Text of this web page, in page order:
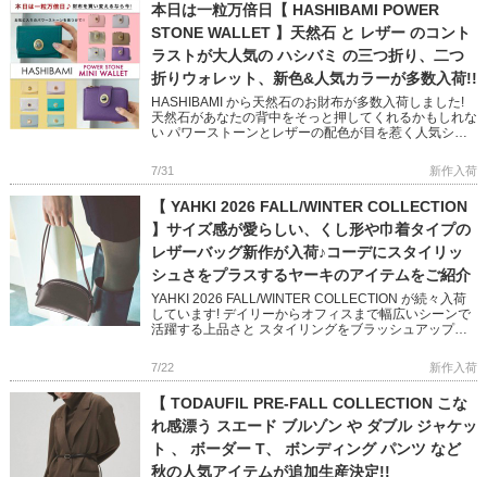
本日は一粒万倍日【 HASHIBAMI POWER
STONE WALLET 】天然石 と レザー のコント
ラストが大人気の ハシバミ の三つ折り、二つ
折りウォレット、新色&人気カラーが多数入荷!!
HASHIBAMI から天然石のお財布が多数入荷しました!
天然石があなたの背中をそっと押してくれるかもしれな
い パワーストーンとレザーの配色が目を惹く人気シリ
7/31 新作入荷
【 YAHKI 2026 FALL/WINTER COLLECTION
】サイズ感が愛らしい、くし形や巾着タイプの
レザーバッグ新作が入荷♪コーデにスタイリッ
シュさをプラスするヤーキのアイテムをご紹介
YAHKI 2026 FALL/WINTER COLLECTION が続々入荷
しています! デイリーからオフィスまで幅広いシーンで
活躍する上品さと スタイリングをブラッシュアップし
7/22 新作入荷
【 TODAUFIL PRE-FALL COLLECTION こな
れ感漂う スエード ブルゾン や ダブル ジャケッ
ト 、 ボーダー T、 ボンディング パンツ など
秋の人気アイテムが追加生産決定!!